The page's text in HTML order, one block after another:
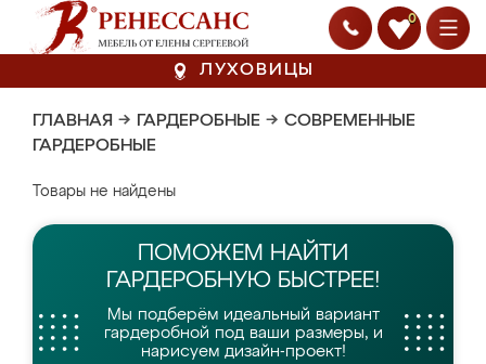
0
ЛУХОВИЦЫ
ГЛАВНАЯ → ГАРДЕРОБНЫЕ → СОВРЕМЕННЫЕ
ГАРДЕРОБНЫЕ
Товары не найдены
ПОМОЖЕМ НАЙТИ
ГАРДЕРОБНУЮ БЫСТРЕЕ!
Мы подберём идеальный вариант
гардеробной под ваши размеры, и
нарисуем дизайн-проект!